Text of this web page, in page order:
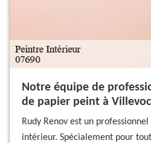
Notre équipe de
de papier peint à
Rudy Renov est un
intérieur. Spécialement pour